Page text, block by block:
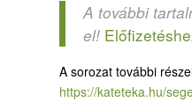
A további
el!
A sorozat további
https://kateteka.hu/